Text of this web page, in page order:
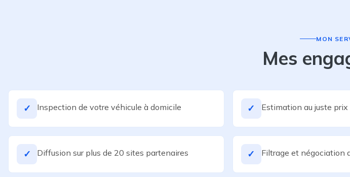
MON
Mes
✓ Inspection de votre véhicule à domicile ✓ Estimation au juste
✓ Diffusion sur plus de 20 sites partenaires ✓ Filtrage et négociation